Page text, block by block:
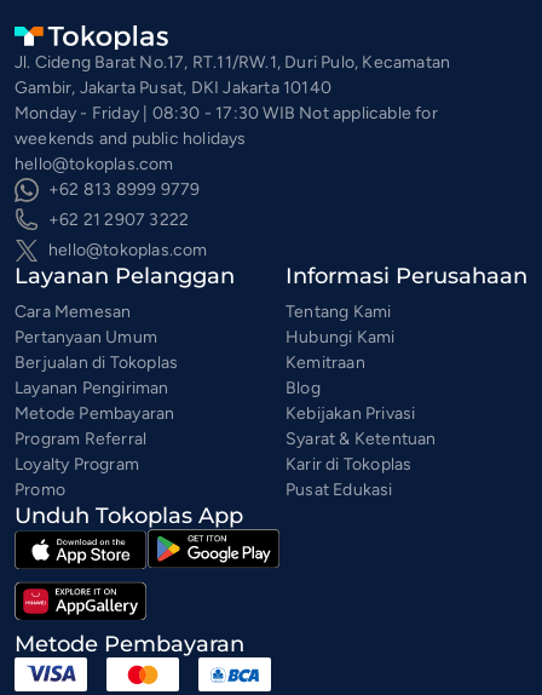
Jl. Cideng Barat No.17, RT.11/RW.1, Duri Pulo, Kecamatan
Gambir, Jakarta Pusat, DKI Jakarta 10140
Monday - Friday | 08:30 - 17:30 WIB Not applicable for
weekends and public holidays
hello@tokoplas.com
+62 813 8999 9779
+62 21 2907 3222
hello@tokoplas.com
Layanan Pelanggan
Cara Memesan
Pertanyaan Umum
Berjualan di Tokoplas
Layanan Pengiriman
Metode Pembayaran
Program Referral
Loyalty Program
Promo
Informasi Perusahaan
Tentang Kami
Hubungi Kami
Kemitraan
Blog
Kebijakan Privasi
Syarat & Ketentuan
Karir di Tokoplas
Pusat Edukasi
Unduh Tokoplas App
Metode Pembayaran